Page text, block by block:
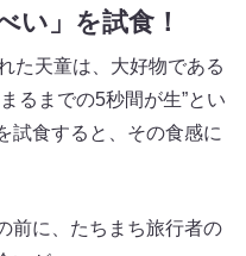
い」を試食！
た天童は、大好物である
るまでの5秒間が生”とい
試食すると、その食感に
前に、たちまち旅行者の